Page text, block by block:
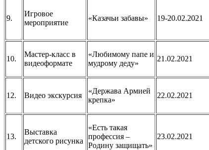
9.
Игровое
мероприятие
«Казачьи забавы» 19-20.02.2021
10.
Мастер-класс в
видеоформате
«Любимому папе и
мудрому деду»
21.02.2021
12. Видео экскурсия
«Держава Армией
крепка»
22.02.2021
13.
Выставка
детского рисунка
«Есть такая
профессия –
Родину защищать»
23.02.2021